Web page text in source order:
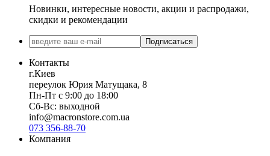
Новинки, интересные новости, акции и распродажи,
скидки и рекомендации
Подписаться
Контакты
г.Киев
переулок Юрия Матущака, 8
Пн-Пт с 9:00 до 18:00
Сб-Вс: выходной
info@macronstore.com.ua
073 356-88-70
Компания